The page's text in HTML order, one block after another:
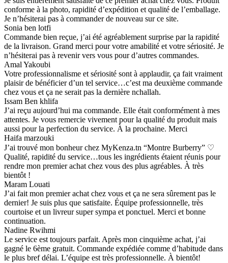
conforme à la photo, rapidité d’expédition et qualité de l’emballage.
Je n’hésiterai pas à commander de nouveau sur ce site.
Sonia ben lotfi
Commande bien reçue, j’ai été agréablement surprise par la rapidité
de la livraison. Grand merci pour votre amabilité et votre sériosité. Je
n’hésiterai pas à revenir vers vous pour d’autres commandes.
Amal Yakoubi
Votre professionnalisme et sériosité sont à applaudir, ça fait vraiment
plaisir de bénéficier d’un tel service…c’est ma deuxième commande
chez vous et ça ne serait pas la dernière nchallah.
Issam Ben khlifa
J’ai reçu aujourd’hui ma commande. Elle était conformément à mes
attentes. Je vous remercie vivement pour la qualité du produit mais
aussi pour la perfection du service. À la prochaine. Merci
Haifa marzouki
J’ai trouvé mon bonheur chez MyKenza.tn “Montre Burberry” ♡
Qualité, rapidité du service…tous les ingrédients étaient réunis pour
rendre mon premier achat chez vous des plus agréables. À très
bientôt !
Maram Louati
J’ai fait mon premier achat chez vous et ça ne sera sûrement pas le
dernier! Je suis plus que satisfaite. Équipe professionnelle, très
courtoise et un livreur super sympa et ponctuel. Merci et bonne
continuation.
Nadine Rwihmi
Le service est toujours parfait. Après mon cinquième achat, j’ai
gagné le 6ème gratuit. Commande expédiée comme d’habitude dans
le plus bref délai. L’équipe est très professionnelle. À bientôt!